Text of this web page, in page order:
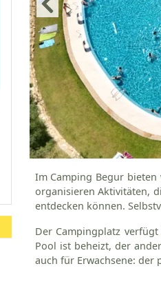
Im Camping Begur
organisieren Aktivitäten,
entdecken können.
Der Campingplatz
Pool ist beheizt, der
auch für Erwachsene: der